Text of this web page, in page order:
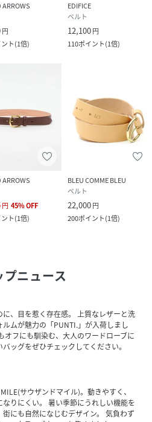
ARROWS
円
ト(1倍)
EDIFICE
ベルト
12,100円
110ポイント(1倍)
ARROWS
円 45%OFF
ト(1倍)
BLEU COMME BLEU
ベルト
22,000円
200ポイント(1倍)
プニュース
に、目を惹く存在感。 上質なレザーと洗
ルムが魅力の「PUNTI.」が入荷しまし
オフにも馴染む、大人のワードローブに
ッグをぜひチェックしてください。
サウザンドマイル)。動きやすく、
なりにくい。 暑い季節にうれしい機能を
街にも自然になじむデザイン。 気負わず